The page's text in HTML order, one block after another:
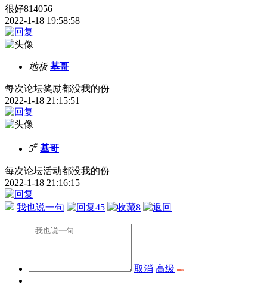
很好814056
2022-1-18 19:58:58
地板 基哥
每次论坛奖励都没我的份
2022-1-18 21:15:51
5# 基哥
每次论坛活动都没我的份
2022-1-18 21:16:15
我也说一句 45 8
取消 高级